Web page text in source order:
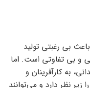
بی رغبتی تولید
و بی تفاوتی است. اما
به کارآفرینان و
زیر نظر دارد و می‌توانند